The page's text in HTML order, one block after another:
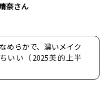
奈さん
めらかで、濃いメイク
いい（2025美的上半